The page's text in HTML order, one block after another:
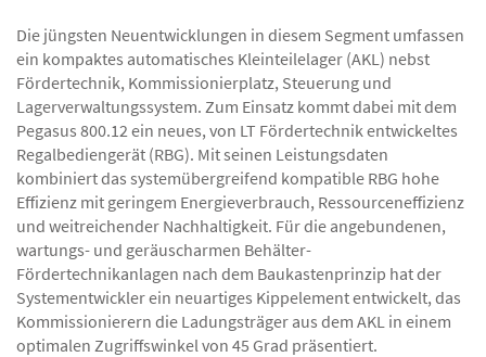
Die jüngsten Neuentwicklungen in diesem Segment umfassen
ein kompaktes automatisches Kleinteilelager (AKL) nebst
Fördertechnik, Kommissionierplatz, Steuerung und
Lagerverwaltungssystem. Zum Einsatz kommt dabei mit dem
Pegasus 800.12 ein neues, von LT Fördertechnik entwickeltes
Regalbediengerät (RBG). Mit seinen Leistungsdaten
kombiniert das systemübergreifend kompatible RBG hohe
Effizienz mit geringem Energieverbrauch, Ressourceneffizienz
und weitreichender Nachhaltigkeit. Für die angebundenen,
wartungs- und geräuscharmen Behälter-
Fördertechnikanlagen nach dem Baukastenprinzip hat der
Systementwickler ein neuartiges Kippelement entwickelt, das
Kommissionierern die Ladungsträger aus dem AKL in einem
optimalen Zugriffswinkel von 45 Grad präsentiert.